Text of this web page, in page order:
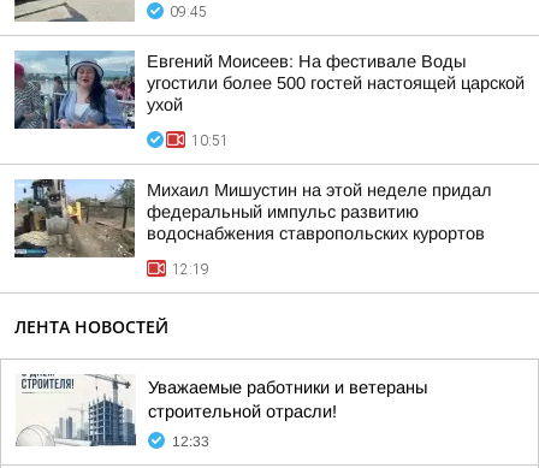
09:45
Евгений Моисеев: На фестивале Воды
угостили более 500 гостей настоящей царской
ухой
10:51
Михаил Мишустин на этой неделе придал
федеральный импульс развитию
водоснабжения ставропольских курортов
12:19
ЛЕНТА НОВОСТЕЙ
Уважаемые работники и ветераны
строительной отрасли!
12:33